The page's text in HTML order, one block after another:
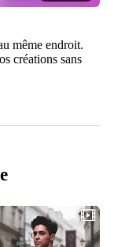
même endroit.
créations sans